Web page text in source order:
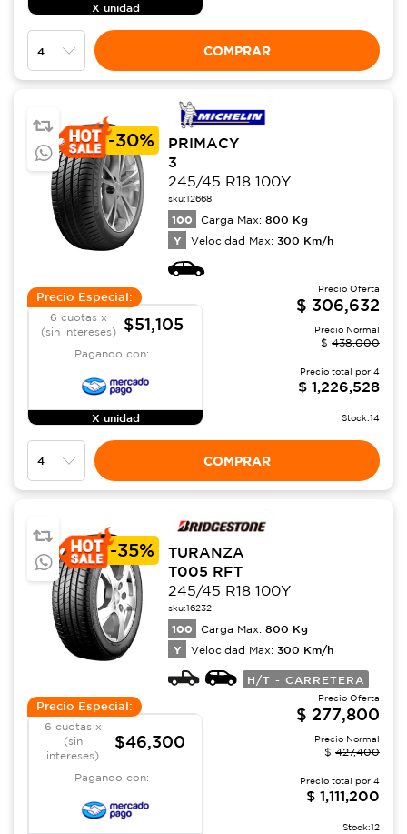
X unidad
COMPRAR
-30%
PRIMACY
3
245/45 R18 100Y
sku:12668
100 Carga Max: 800 Kg
Y Velocidad Max: 300 Km/h
Precio Especial:
6 cuotas x
(sin intereses)
$51,105
Pagando con:
X unidad
Precio Oferta
$ 306,632
Precio Normal
$ 438,000
Precio total por 4
$ 1,226,528
Stock:14
COMPRAR
-35%
TURANZA
T005 RFT
245/45 R18 100Y
sku:16232
100 Carga Max: 800 Kg
Y Velocidad Max: 300 Km/h
H/T - CARRETERA
Precio Especial:
6 cuotas x
(sin
intereses)
$46,300
Pagando con:
Precio Oferta
$ 277,800
Precio Normal
$ 427,400
Precio total por 4
$ 1,111,200
Stock:12